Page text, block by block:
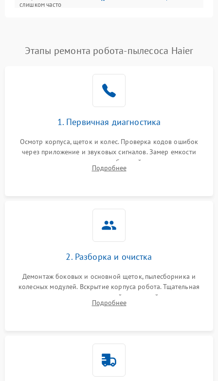
Программные сбои
слишком часто
Этапы ремонта робота-пылесоса Haier
1. Первичная диагностика
Осмотр корпуса, щеток и колес. Проверка кодов ошибок
через приложение и звуковых сигналов. Замер емкости
аккумулятора и тестирование базовой станции зарядки.
Оценка работы лидара, бампера и датчиков падения для
Подробнее
2. Разборка и очистка
Демонтаж боковых и основной щеток, пылесборника и
колесных модулей. Вскрытие корпуса робота. Тщательная
очистка внутренних полостей, шестерней и плат от
скопившейся пыли, волос и шерсти животных с
Подробнее